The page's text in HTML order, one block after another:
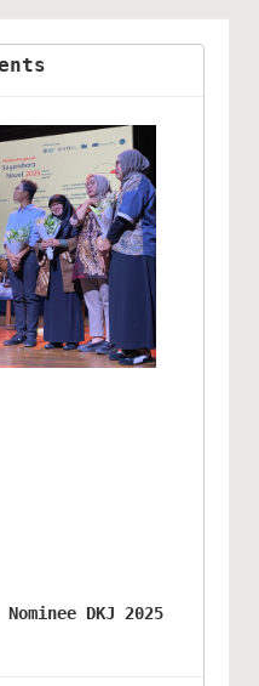
DKJ 2025